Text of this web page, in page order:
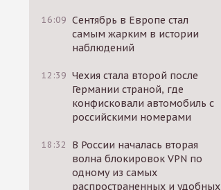
16:09 Сентябрь в Европе стал
самым жарким в истории
наблюдений
12:39 Чехия стала второй после
Германии страной, где
конфисковали автомобиль с
российскими номерами
18:32
В России началась вторая
волна блокировок VPN по
одному из самых
распространенных и удобных